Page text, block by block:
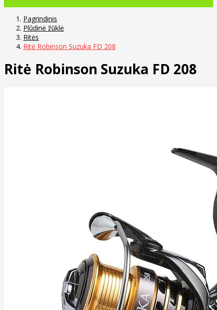
Pagrindinis
Plūdinė žūklė
Ritės
Ritė Robinson Suzuka FD 208
Ritė Robinson Suzuka FD 208